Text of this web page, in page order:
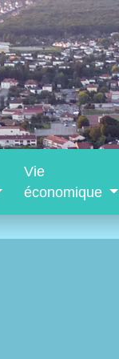
Vie
économique